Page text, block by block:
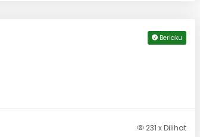
Berlaku
231 x Dilihat